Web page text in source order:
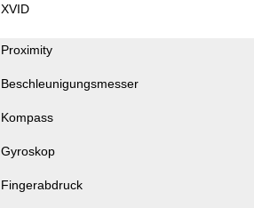
XVID
Proximity
Beschleunigungsmesser
Kompass
Gyroskop
Fingerabdruck